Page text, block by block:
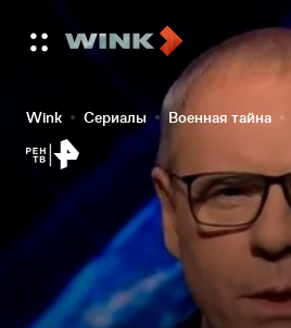
Wink Сериалы Военная тайна